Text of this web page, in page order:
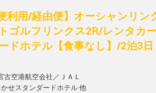
利用/経由便】オーシャンリ
ゴルフリンクス2R/レンタカ
ドホテル【食事なし】/2泊3日
古空港航空会社／ＪＡＬ
せスタンダードホテル 他